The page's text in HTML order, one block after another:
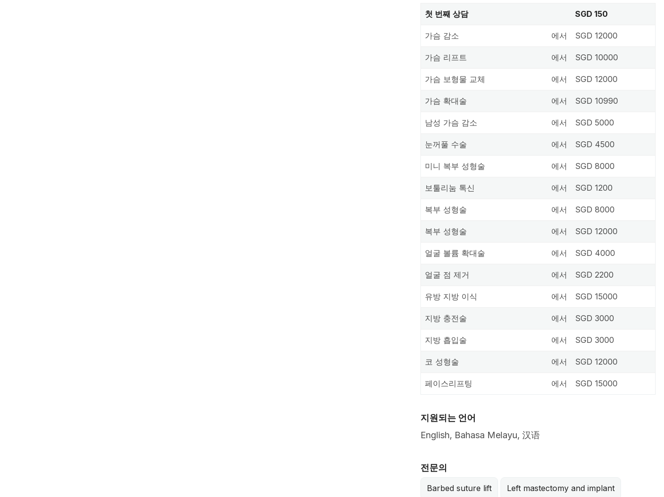
첫 번째 상담 SGD 150
가슴 감소 에서 SGD 12000
가슴 리프트 에서 SGD 10000
가슴 보형물 교체 에서 SGD 12000
가슴 확대술 에서 SGD 10990
남성 가슴 감소 에서 SGD 5000
눈꺼풀 수술 에서 SGD 4500
미니 복부 성형술 에서 SGD 8000
보툴리눔 톡신 에서 SGD 1200
복부 성형술 에서 SGD 8000
복부 성형술 에서 SGD 12000
얼굴 볼륨 확대술 에서 SGD 4000
얼굴 점 제거 에서 SGD 2200
유방 지방 이식 에서 SGD 15000
지방 충전술 에서 SGD 3000
지방 흡입술 에서 SGD 3000
코 성형술 에서 SGD 12000
페이스리프팅 에서 SGD 15000
지원되는 언어
English, Bahasa Melayu, 汉语
전문의
Barbed suture lift Left mastectomy and implant